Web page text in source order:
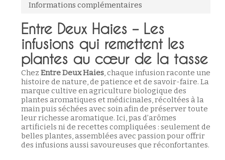
Informations complémentaires
Entre Deux Haies – Les
infusions qui remettent les
plantes au cœur de la tasse
Chez Entre Deux Haies, chaque infusion raconte une
histoire de nature, de patience et de savoir-faire. La
marque cultive en agriculture biologique des
plantes aromatiques et médicinales, récoltées à la
main puis séchées avec soin afin de préserver toute
leur richesse aromatique. Ici, pas d’arômes
artificiels ni de recettes compliquées : seulement de
belles plantes, assemblées avec passion pour offrir
des infusions aussi savoureuses que réconfortantes.